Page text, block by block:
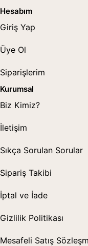
Hesabım
Giriş Yap
Üye Ol
Siparişlerim
Kurumsal
Biz Kimiz?
İletişim
Sıkça Sorulan Sorular
Sipariş Takibi
İptal ve İade
Gizlilik Politikası
Mesafeli Satış